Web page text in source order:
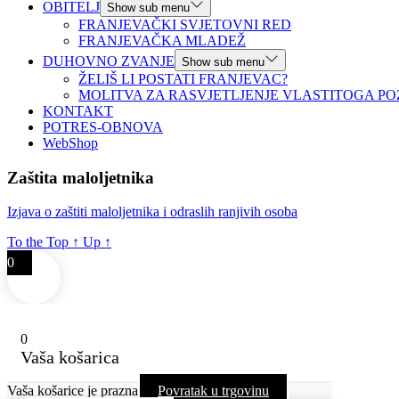
OBITELJ Show sub menu
FRANJEVAČKI SVJETOVNI RED
FRANJEVAČKA MLADEŽ
DUHOVNO ZVANJE Show sub menu
ŽELIŠ LI POSTATI FRANJEVAC?
MOLITVA ZA RASVJETLJENJE VLASTITOGA
KONTAKT
POTRES-OBNOVA
WebShop
Zaštita maloljetnika
Izjava o zaštiti maloljetnika i odraslih ranjivih osoba
To the Top ↑ Up ↑
0
0
Vaša košarica
Vaša košarice je prazna Povratak u trgovinu